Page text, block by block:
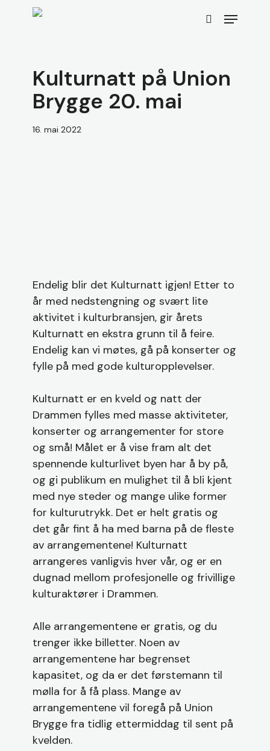
search
Menu
Kulturnatt på Union
Brygge 20. mai
16. mai 2022
Endelig blir det Kulturnatt igjen! Etter to
år med nedstengning og svært lite
aktivitet i kulturbransjen, gir årets
Kulturnatt en ekstra grunn til å feire.
Endelig kan vi møtes, gå på konserter og
fylle på med gode kulturopplevelser.
Kulturnatt er en kveld og natt der
Drammen fylles med masse aktiviteter,
konserter og arrangementer for store
og små! Målet er å vise fram alt det
spennende kulturlivet byen har å by på,
og gi publikum en mulighet til å bli kjent
med nye steder og mange ulike former
for kulturutrykk. Det er helt gratis og
det går fint å ha med barna på de fleste
av arrangementene! Kulturnatt
arrangeres vanligvis hver vår, og er en
dugnad mellom profesjonelle og frivillige
kulturaktører i Drammen.
Alle arrangementene er gratis, og du
trenger ikke billetter. Noen av
arrangementene har begrenset
kapasitet, og da er det førstemann til
mølla for å få plass. Mange av
arrangementene vil foregå på Union
Brygge fra tidlig ettermiddag til sent på
kvelden.